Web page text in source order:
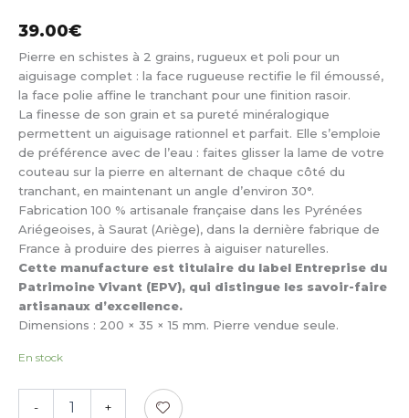
39.00€
Pierre en schistes à 2 grains, rugueux et poli pour un
aiguisage complet : la face rugueuse rectifie le fil émoussé,
la face polie affine le tranchant pour une finition rasoir.
La finesse de son grain et sa pureté minéralogique
permettent un aiguisage rationnel et parfait. Elle s’emploie
de préférence avec de l’eau : faites glisser la lame de votre
couteau sur la pierre en alternant de chaque côté du
tranchant, en maintenant un angle d’environ 30°.
Fabrication 100 % artisanale française dans les Pyrénées
Ariégeoises, à Saurat (Ariège), dans la dernière fabrique de
France à produire des pierres à aiguiser naturelles.
Cette manufacture est titulaire du label Entreprise du
Patrimoine Vivant (EPV), qui distingue les savoir-faire
artisanaux d’excellence.
Dimensions : 200 × 35 × 15 mm. Pierre vendue seule.
En stock
- +